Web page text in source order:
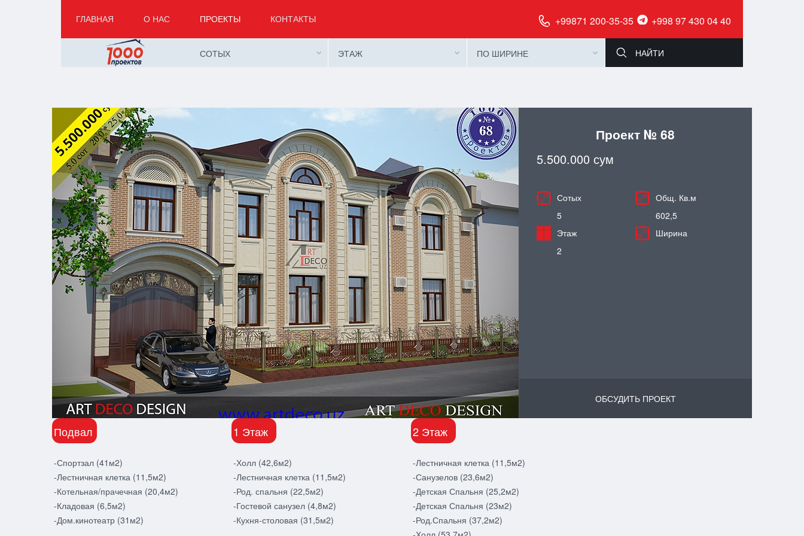
ГЛАВНАЯ О НАС ПРОЕКТЫ КОНТАКТЫ +99871 200-35-35 +998 97 430 04 40
СОТЫХ ЭТАЖ ПО ШИРИНЕ
Проект № 68
5.500.000 сум
Сотых
5
Общ. Кв.м
602,5
Этаж
2
Ширина
ОБСУДИТЬ ПРОЕКТ
Подвал
-Спортзал (41м2)
-Лестничная клетка (11,5м2)
-Котельная/прачечная (20,4м2)
-Кладовая (6,5м2)
-Дом.кинотеатр (31м2)
1 Этаж
-Холл (42,6м2)
-Лестничная клетка (11,5м2)
-Род. спальня (22,5м2)
-Гостевой санузел (4,8м2)
-Кухня-столовая (31,5м2)
2 Этаж
-Лестничная клетка (11,5м2)
-Санузелов (23,6м2)
-Детская Спальня (25,2м2)
-Детская Спальня (23м2)
-Род.Спальня (37,2м2)